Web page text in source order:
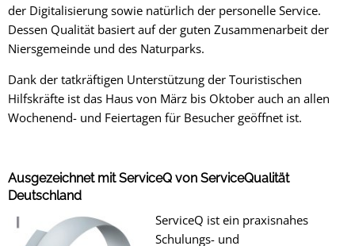
der Digitalisierung sowie natürlich der personelle Service.
Dessen Qualität basiert auf der guten Zusammenarbeit der
Niersgemeinde und des Naturparks.
Dank der tatkräftigen Unterstützung der Touristischen
Hilfskräfte ist das Haus von März bis Oktober auch an allen
Wochenend- und Feiertagen für Besucher geöffnet ist.
Ausgezeichnet mit ServiceQ von ServiceQualität
Deutschland
ServiceQ ist ein praxisnahes
Schulungs- und